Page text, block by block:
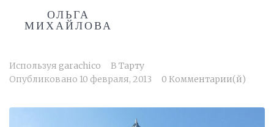
ОЛЬГА
МИХАЙЛОВА
Используя garachico В Тарту
Опубликовано 10 февраля, 2013 0 Комментарии(й)